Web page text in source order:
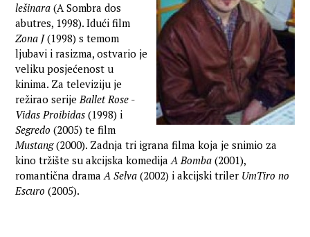
lešinara (A Sombra dos
abutres, 1998). Idući film
Zona J(1998) s temom
ljubavi i rasizma, ostvario je
veliku posjećenost u
kinima. Za televiziju je
režirao serijeBallet Rose -
Vidas Proibidas (1998) i
Segredo (2005) te film
Mustang(2000). Zadnja tri igrana filma koja je snimio za
kino tržište su akcijska komedijaA Bomba (2001),
romantična dramaA Selva (2002) i akcijski triler UmTiro no
Escuro (2005).